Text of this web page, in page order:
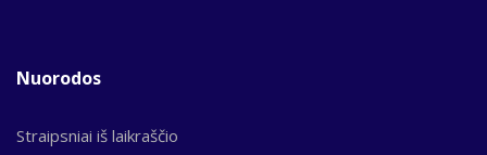
Nuorodos
Straipsniai iš laikraščio